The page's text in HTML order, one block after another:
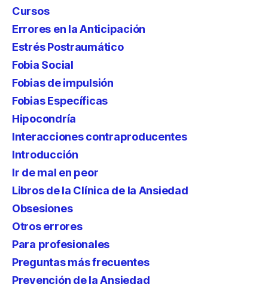
Cursos
Errores en la Anticipación
Estrés Postraumático
Fobia Social
Fobias de impulsión
Fobias Específicas
Hipocondría
Interacciones contraproducentes
Introducción
Ir de mal en peor
Libros de la Clínica de la Ansiedad
Obsesiones
Otros errores
Para profesionales
Preguntas más frecuentes
Prevención de la Ansiedad